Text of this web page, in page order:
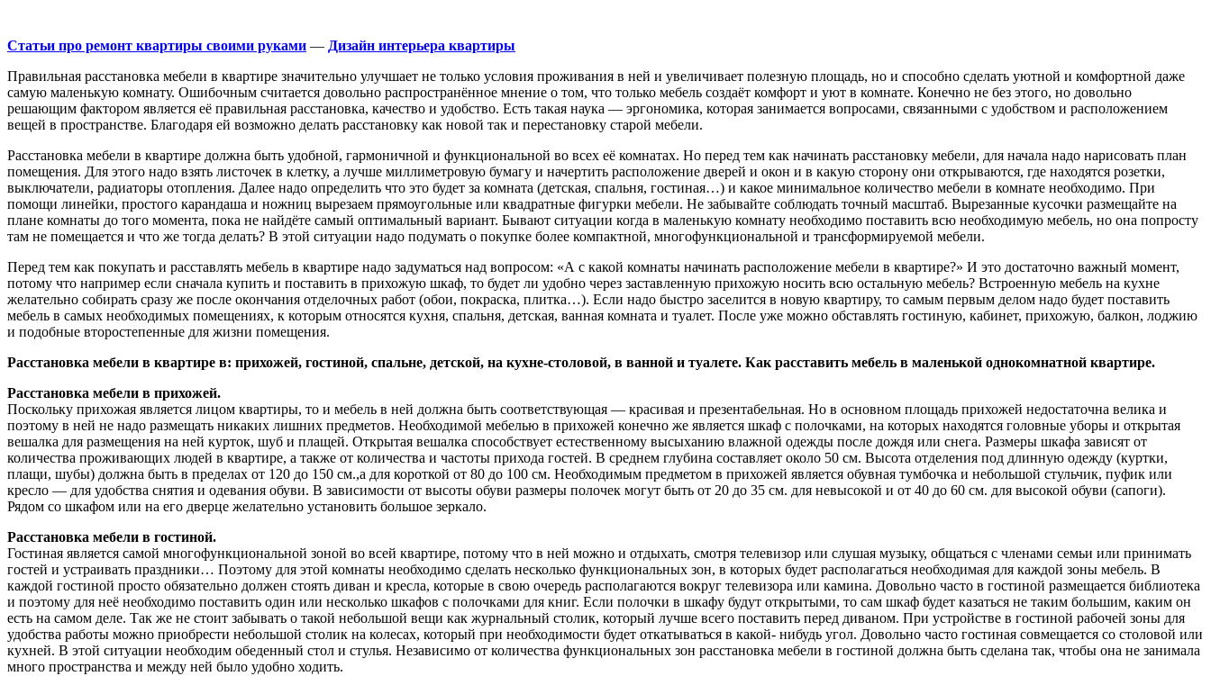
Статьи про ремонт квартиры своими руками — Дизайн интерьера квартиры
Правильная расстановка мебели в квартире значительно улучшает не только условия проживания в ней и увеличивает полезную площадь, но и способно сделать уютной и комфортной даже
самую маленькую комнату. Ошибочным считается довольно распространённое мнение о том, что только мебель создаёт комфорт и уют в комнате. Конечно не без этого, но довольно
решающим фактором является её правильная расстановка, качество и удобство. Есть такая наука — эргономика, которая занимается вопросами, связанными с удобством и расположением
вещей в пространстве. Благодаря ей возможно делать расстановку как новой так и перестановку старой мебели.
Расстановка мебели в квартире должна быть удобной, гармоничной и функциональной во всех её комнатах. Но перед тем как начинать расстановку мебели, для начала надо нарисовать план
помещения. Для этого надо взять листочек в клетку, а лучше миллиметровую бумагу и начертить расположение дверей и окон и в какую сторону они открываются, где находятся розетки,
выключатели, радиаторы отопления. Далее надо определить что это будет за комната (детская, спальня, гостиная…) и какое минимальное количество мебели в комнате необходимо. При
помощи линейки, простого карандаша и ножниц вырезаем прямоугольные или квадратные фигурки мебели. Не забывайте соблюдать точный масштаб. Вырезанные кусочки размещайте на
плане комнаты до того момента, пока не найдёте самый оптимальный вариант. Бывают ситуации когда в маленькую комнату необходимо поставить всю необходимую мебель, но она попросту
там не помещается и что же тогда делать? В этой ситуации надо подумать о покупке более компактной, многофункциональной и трансформируемой мебели.
Перед тем как покупать и расставлять мебель в квартире надо задуматься над вопросом: «А с какой комнаты начинать расположение мебели в квартире?» И это достаточно важный момент,
потому что например если сначала купить и поставить в прихожую шкаф, то будет ли удобно через заставленную прихожую носить всю остальную мебель? Встроенную мебель на кухне
желательно собирать сразу же после окончания отделочных работ (обои, покраска, плитка…). Если надо быстро заселится в новую квартиру, то самым первым делом надо будет поставить
мебель в самых необходимых помещениях, к которым относятся кухня, спальня, детская, ванная комната и туалет. После уже можно обставлять гостиную, кабинет, прихожую, балкон, лоджию
и подобные второстепенные для жизни помещения.
Расстановка мебели в квартире в: прихожей, гостиной, спальне, детской, на кухне-столовой, в ванной и туалете. Как расставить мебель в маленькой однокомнатной квартире.
Расстановка мебели в прихожей.
Поскольку прихожая является лицом квартиры, то и мебель в ней должна быть соответствующая — красивая и презентабельная. Но в основном площадь прихожей недостаточна велика и
поэтому в ней не надо размещать никаких лишних предметов. Необходимой мебелью в прихожей конечно же является шкаф с полочками, на которых находятся головные уборы и открытая
вешалка для размещения на ней курток, шуб и плащей. Открытая вешалка способствует естественному высыханию влажной одежды после дождя или снега. Размеры шкафа зависят от
количества проживающих людей в квартире, а также от количества и частоты прихода гостей. В среднем глубина составляет около 50 см. Высота отделения под длинную одежду (куртки,
плащи, шубы) должна быть в пределах от 120 до 150 см.,а для короткой от 80 до 100 см. Необходимым предметом в прихожей является обувная тумбочка и небольшой стульчик, пуфик или
кресло — для удобства снятия и одевания обуви. В зависимости от высоты обуви размеры полочек могут быть от 20 до 35 см. для невысокой и от 40 до 60 см. для высокой обуви (сапоги).
Рядом со шкафом или на его дверце желательно установить большое зеркало.
Расстановка мебели в гостиной.
Гостиная является самой многофункциональной зоной во всей квартире, потому что в ней можно и отдыхать, смотря телевизор или слушая музыку, общаться с членами семьи или принимать
гостей и устраивать праздники… Поэтому для этой комнаты необходимо сделать несколько функциональных зон, в которых будет располагаться необходимая для каждой зоны мебель. В
каждой гостиной просто обязательно должен стоять диван и кресла, которые в свою очередь располагаются вокруг телевизора или камина. Довольно часто в гостиной размещается библиотека
и поэтому для неё необходимо поставить один или несколько шкафов с полочками для книг. Если полочки в шкафу будут открытыми, то сам шкаф будет казаться не таким большим, каким он
есть на самом деле. Так же не стоит забывать о такой небольшой вещи как журнальный столик, который лучше всего поставить перед диваном. При устройстве в гостиной рабочей зоны для
удобства работы можно приобрести небольшой столик на колесах, который при необходимости будет откатываться в какой- нибудь угол. Довольно часто гостиная совмещается со столовой или
кухней. В этой ситуации необходим обеденный стол и стулья. Независимо от количества функциональных зон расстановка мебели в гостиной должна быть сделана так, чтобы она не занимала
много пространства и между ней было удобно ходить.